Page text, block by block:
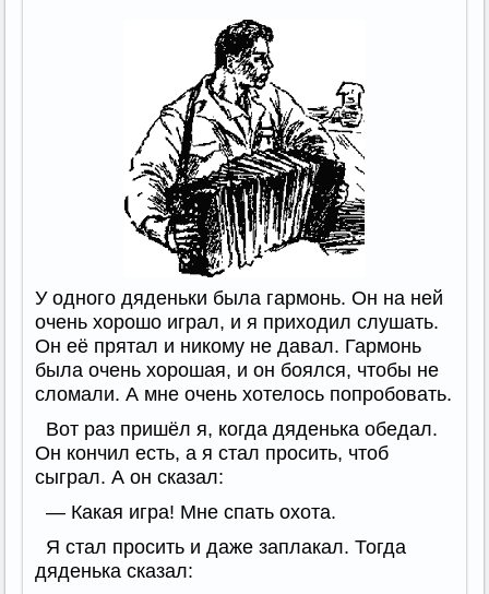
У одного дяденьки была гармонь. Он на ней
очень хорошо играл, и я приходил слушать.
Он её прятал и никому не давал. Гармонь
была очень хорошая, и он боялся, чтобы не
сломали. А мне очень хотелось попробовать.
Вот раз пришёл я, когда дяденька обедал.
Он кончил есть, а я стал просить, чтоб
сыграл. А он сказал:
— Какая игра! Мне спать охота.
Я стал просить и даже заплакал. Тогда
дяденька сказал: